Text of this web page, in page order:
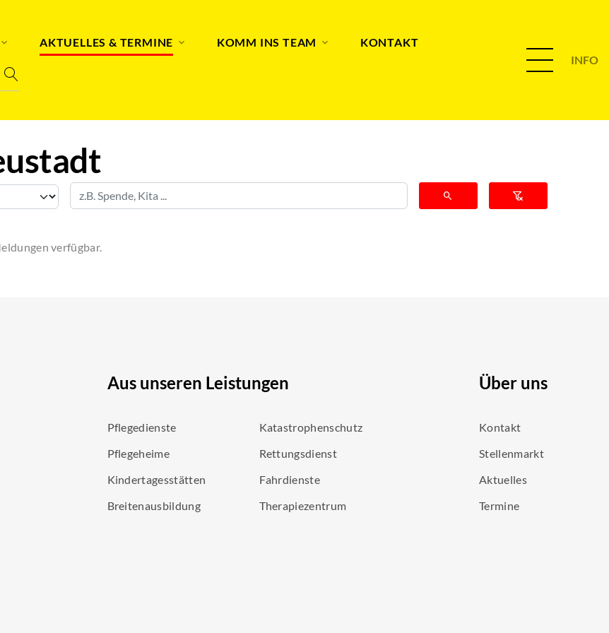
AKTUELLES & TERMINE KOMM INS TEAM KONTAKT
INFO
verfügbar.
Aus unseren Leistungen
Pflegedienste
Pflegeheime
Kindertagesstätten
Breitenausbildung
Katastrophenschutz
Rettungsdienst
Fahrdienste
Therapiezentrum
Über uns
Kontakt
Stellenmarkt
Aktuelles
Termine